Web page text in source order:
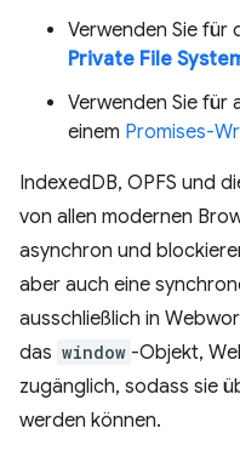
Verwenden Sie für
Private File
Verwenden Sie für
einem Promises-
IndexedDB, OPFS und
von allen modernen
asynchron und
aber auch eine
ausschließlich in
das window -Objekt,
zugänglich, sodass sie
werden können.